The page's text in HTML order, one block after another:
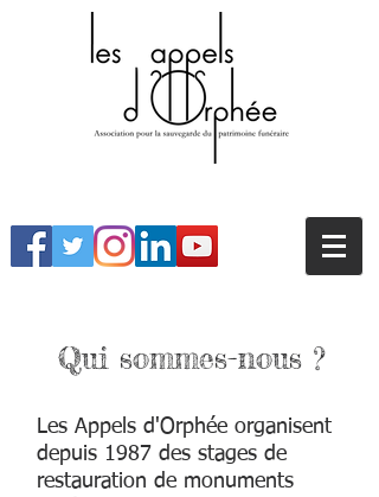
Qui sommes-nous ?
Les Appels d'Orphée organisent
depuis 1987 des stages de
restauration de monuments